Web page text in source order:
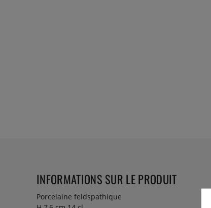
INFORMATIONS SUR LE PRODUIT
Porcelaine feldspathique